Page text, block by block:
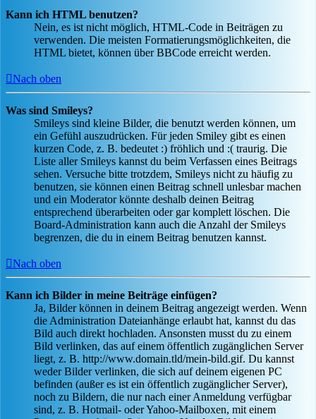
Kann ich HTML benutzen?
Nein, es ist nicht möglich, HTML-Code in Beiträgen zu
verwenden. Die meisten Formatierungsmöglichkeiten, die
HTML bietet, können über BBCode erreicht werden.
Nach oben
Was sind Smileys?
Smileys sind kleine Bilder, die benutzt werden können, um
ein Gefühl auszudrücken. Für jeden Smiley gibt es einen
kurzen Code, z. B. bedeutet :) fröhlich und :( traurig. Die
Liste aller Smileys kannst du beim Verfassen eines Beitrags
sehen. Versuche bitte trotzdem, Smileys nicht zu häufig zu
benutzen, sie können einen Beitrag schnell unlesbar machen
und ein Moderator könnte deshalb deinen Beitrag
entsprechend überarbeiten oder gar komplett löschen. Die
Board-Administration kann auch die Anzahl der Smileys
begrenzen, die du in einem Beitrag benutzen kannst.
Nach oben
Kann ich Bilder in meine Beiträge einfügen?
Ja, Bilder können in deinem Beitrag angezeigt werden. Wenn
die Administration Dateianhänge erlaubt hat, kannst du das
Bild auch direkt hochladen. Ansonsten musst du zu einem
Bild verlinken, das auf einem öffentlich zugänglichen Server
liegt, z. B. http://www.domain.tld/mein-bild.gif. Du kannst
weder Bilder verlinken, die sich auf deinem eigenen PC
befinden (außer es ist ein öffentlich zugänglicher Server),
noch zu Bildern, die nur nach einer Anmeldung verfügbar
sind, z. B. Hotmail- oder Yahoo-Mailboxen, mit einem